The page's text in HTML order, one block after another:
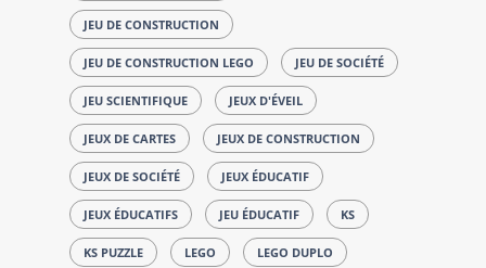
JEU DE CONSTRUCTION
JEU DE CONSTRUCTION LEGO JEU DE SOCIÉTÉ
JEU SCIENTIFIQUE JEUX D'ÉVEIL
JEUX DE CARTES JEUX DE CONSTRUCTION
JEUX DE SOCIÉTÉ JEUX ÉDUCATIF
JEUX ÉDUCATIFS JEU ÉDUCATIF KS
KS PUZZLE LEGO LEGO DUPLO